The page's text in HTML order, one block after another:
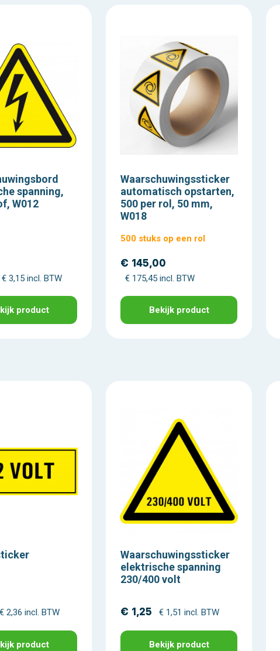
spanning,
W012
€ 3,15 incl. BTW
product
Waarschuwingssticker
automatisch opstarten,
500 per rol, 50 mm,
W018
500 stuks op een rol
€ 145,00
€ 175,45 incl. BTW
Bekijk product
€ 2,36 incl. BTW
product
Waarschuwingssticker
elektrische spanning
230/400 volt
€ 1,25 € 1,51 incl. BTW
Bekijk product